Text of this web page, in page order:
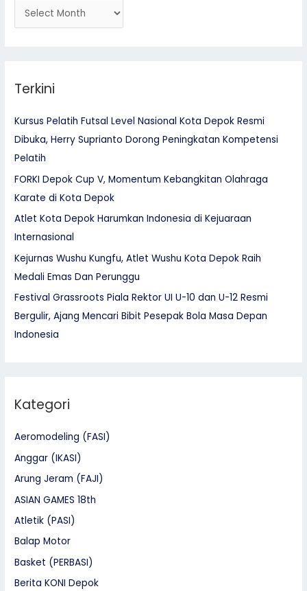
Terkini
Kursus Pelatih Futsal Level Nasional Kota Depok Resmi
Dibuka, Herry Suprianto Dorong Peningkatan Kompetensi
Pelatih
FORKI Depok Cup V, Momentum Kebangkitan Olahraga
Karate di Kota Depok
Atlet Kota Depok Harumkan Indonesia di Kejuaraan
Internasional
Kejurnas Wushu Kungfu, Atlet Wushu Kota Depok Raih
Medali Emas Dan Perunggu
Festival Grassroots Piala Rektor UI U-10 dan U-12 Resmi
Bergulir, Ajang Mencari Bibit Pesepak Bola Masa Depan
Indonesia
Kategori
Aeromodeling (FASI)
Anggar (IKASI)
Arung Jeram (FAJI)
ASIAN GAMES 18th
Atletik (PASI)
Balap Motor
Basket (PERBASI)
Berita KONI Depok